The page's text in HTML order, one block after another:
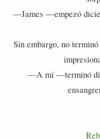
—James —empezó
Sin embargo, no
—A mí —terminó